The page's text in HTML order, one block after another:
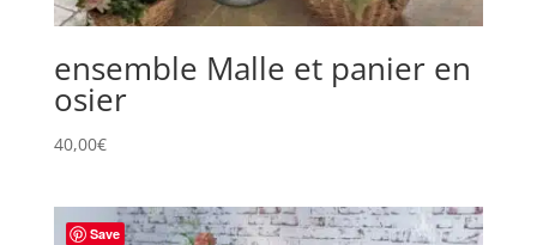
ensemble Malle et panier en
osier
40,00€
Save